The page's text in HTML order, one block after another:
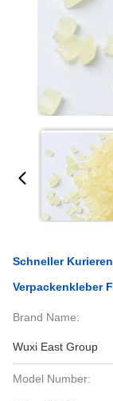
Schneller
Verpackenkleber
Brand Name:
Wuxi East Group
Model Number: